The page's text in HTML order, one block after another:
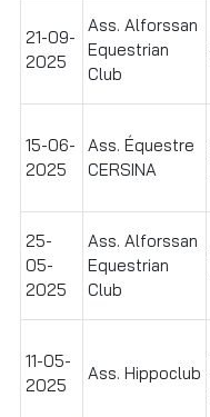
21-09-
2025
Ass. Alforssan
Equestrian
Club
15-06-
2025
Ass. Équestre
CERSINA
25-
05-
2025
Ass. Alforssan
Equestrian
Club
11-05-
2025
Ass. Hippoclub